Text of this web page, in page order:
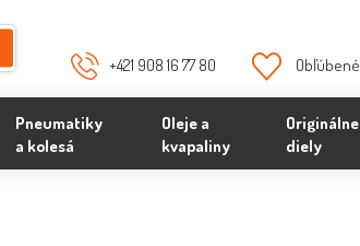
+421 908 16 77 80 Obľúbené
Pneumatiky
a kolesá
Oleje a
kvapaliny
Originálne
diely